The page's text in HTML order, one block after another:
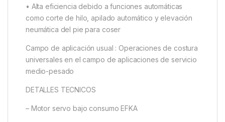
• Alta eficiencia debido a funciones automáticas
como corte de hilo, apilado automático y elevación
neumática del pie para coser
Campo de aplicación usual : Operaciones de costura
universales en el campo de aplicaciones de servicio
medio-pesado
DETALLES TECNICOS
– Motor servo bajo consumo EFKA